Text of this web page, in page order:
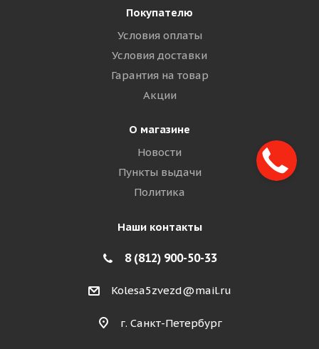
Покупателю
Условия оплаты
Условия доставки
Гарантия на товар
Акции
О магазине
Новости
Пункты выдачи
Политика
Наши контакты
8 (812) 900-50-33
Kolesa5zvezd@mail.ru
г. Санкт-Петербург